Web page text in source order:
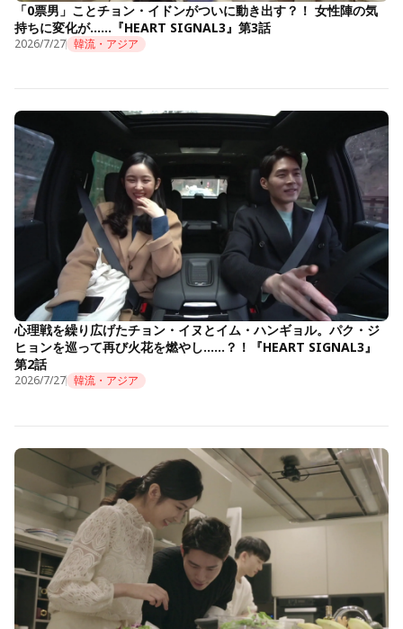
「0票男」ことチョン・イドンがついに動き出す？！ 女性陣の気
持ちに変化が……『HEART SIGNAL3』第3話
2026/7/27 韓流・アジア
心理戦を繰り広げたチョン・イヌとイム・ハンギョル。パク・ジ
ヒョンを巡って再び火花を燃やし……？！『HEART SIGNAL3』
第2話
2026/7/27 韓流・アジア